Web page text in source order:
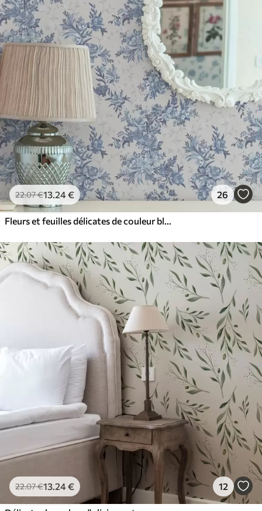
22.07€13.24€ 26
Fleurs et feuilles délicates de couleur bleue sur fond clair
22.07€13.24€ 12